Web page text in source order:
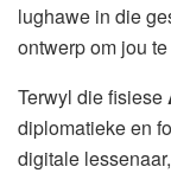
lughawe in die
ontwerp om jou
Terwyl die fisiese
diplomatieke en
digitale